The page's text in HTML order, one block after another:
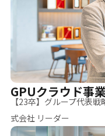
GPUクラウド事
【23卒】グループ代表
式会社 リーダー